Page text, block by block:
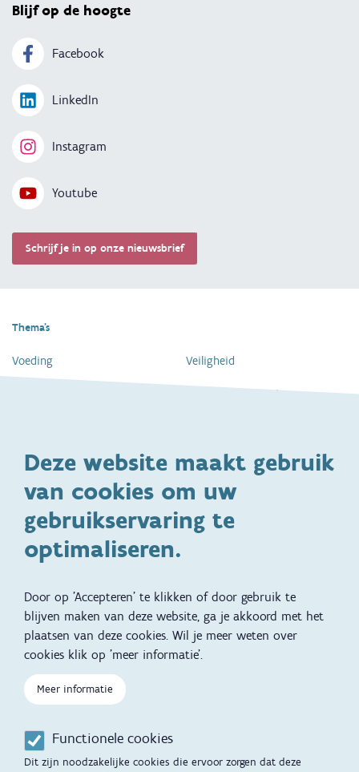
Deze website maakt gebruik
van cookies om uw
gebruikservaring te
optimaliseren.
Door op 'Accepteren' te klikken of door gebruik te
blijven maken van deze website, ga je akkoord met het
plaatsen van deze cookies. Wil je meer weten over
cookies klik op 'meer informatie'.
Meer informatie
Functionele cookies
Dit zijn noodzakelijke cookies die ervoor zorgen dat deze
Blijf op de hoogte
Facebook
LinkedIn
Instagram
Youtube
Schrijf je in op onze nieuwsbrief
Thema's
Voeding
Ontwikkeling en gedrag
Specifieke
ondersteuningsbehoefte
Zwangerschap en geboorte
Slapen
Veiligheid
Dagelijkse verzorging
Gezinsleven
Adoptie
Kinderwens
Voet
Kind en Gezin diensten
Aanbod tijdens de
zwangerschap
Opvoedingsondersteuning
Vertalingen